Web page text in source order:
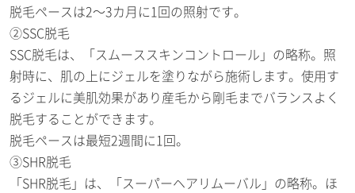
脱毛ペースは2～3カ月に1回の照射です。
②SSC脱毛
SSC脱毛は、「スムーススキンコントロール」の略称。照
射時に、肌の上にジェルを塗りながら施術します。使用す
るジェルに美肌効果があり産毛から剛毛までバランスよく
脱毛することができます。
脱毛ペースは最短2週間に1回。
③SHR脱毛
「SHR脱毛」は、「スーパーヘアリムーバル」の略称。ほ